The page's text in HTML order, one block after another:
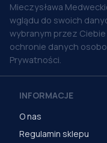
Mieczysława
wglądu do swoich
wybranym przez
ochronie danych
Prywatności.
INFORMACJE
O nas
Regulamin sklepu